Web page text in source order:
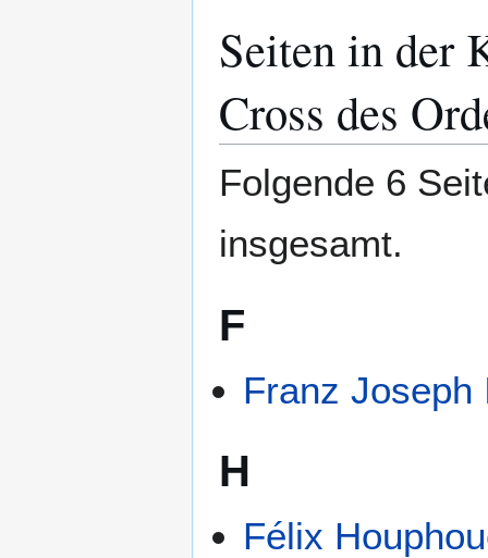
Navigation
Suche
Seiten in der
Cross des
Folgende 6
insgesamt.
F
Franz Joseph
H
Félix